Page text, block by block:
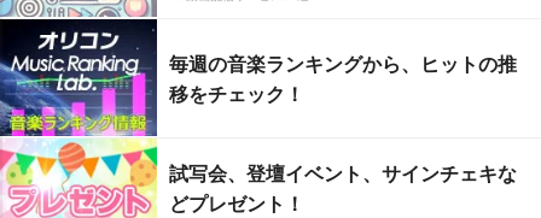
毎週の音楽ランキングから、ヒットの推
移をチェック！
試写会、登壇イベント、サインチェキな
どプレゼント！